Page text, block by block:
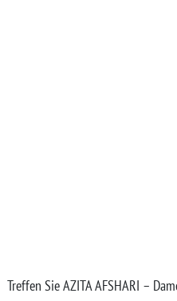
Treffen Sie AZITA AFSHARI –